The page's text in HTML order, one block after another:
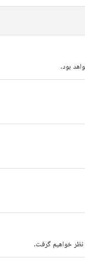
بود.
نظر خواهیم گرفت.